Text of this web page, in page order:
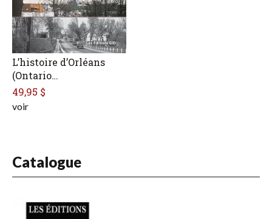
L’histoire d’Orléans
(Ontario…
49,95 $
voir
Catalogue